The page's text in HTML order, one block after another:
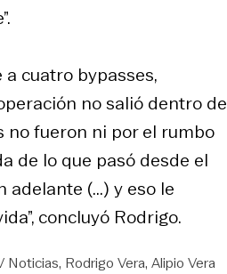
a cuatro bypasses,
no salió dentro de
no fueron ni por el rumbo
de lo que pasó desde el
adelante (...) y eso le
concluyó Rodrigo.
Noticias Rodrigo Vera Alipio Vera